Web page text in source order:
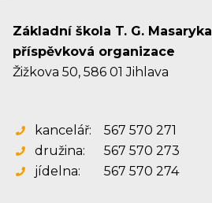
Základní škola T. G. Masaryka
příspěvková organizace
Žižkova 50, 586 01 Jihlava
kancelář:
567 570 271
družina:
567 570 273
jídelna:
567 570 274